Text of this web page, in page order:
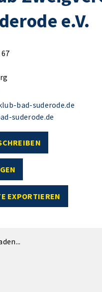
e.V.
bad-suderode.de
suderode.de
EXPORTIEREN